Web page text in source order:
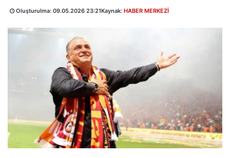
Oluşturulma: 09.05.2026 23:21Kaynak: HABER MERKEZİ